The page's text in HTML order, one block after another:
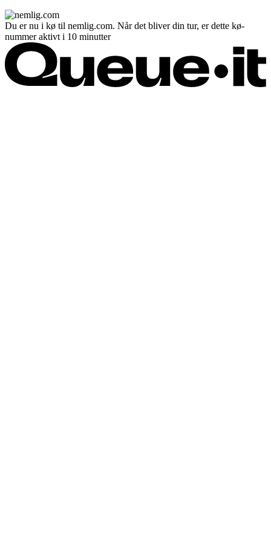
Du er nu i kø til nemlig.com. Når det bliver din tur, er dette kø-
nummer aktivt i 10 minutter